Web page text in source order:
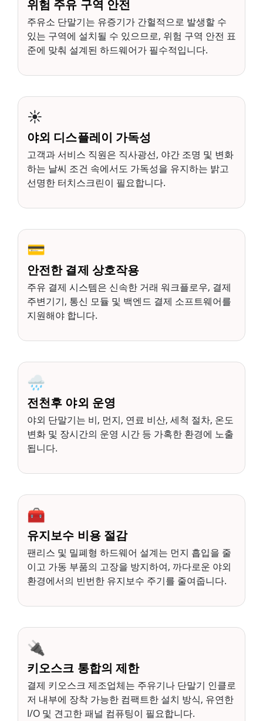
위험 주유 구역 안전
주유소 단말기는 유증기가 간헐적으로 발생할 수
있는 구역에 설치될 수 있으므로, 위험 구역 안전 표
준에 맞춰 설계된 하드웨어가 필수적입니다.
☀️
야외 디스플레이 가독성
고객과 서비스 직원은 직사광선, 야간 조명 및 변화
하는 날씨 조건 속에서도 가독성을 유지하는 밝고
선명한 터치스크린이 필요합니다.
💳
안전한 결제 상호작용
주유 결제 시스템은 신속한 거래 워크플로우, 결제
주변기기, 통신 모듈 및 백엔드 결제 소프트웨어를
지원해야 합니다.
🌧️
전천후 야외 운영
야외 단말기는 비, 먼지, 연료 비산, 세척 절차, 온도
변화 및 장시간의 운영 시간 등 가혹한 환경에 노출
됩니다.
🧰
유지보수 비용 절감
팬리스 및 밀폐형 하드웨어 설계는 먼지 흡입을 줄
이고 가동 부품의 고장을 방지하여, 까다로운 야외
환경에서의 빈번한 유지보수 주기를 줄여줍니다.
🔌
키오스크 통합의 제한
결제 키오스크 제조업체는 주유기나 단말기 인클로
저 내부에 장착 가능한 컴팩트한 설치 방식, 유연한
I/O 및 견고한 패널 컴퓨팅이 필요합니다.